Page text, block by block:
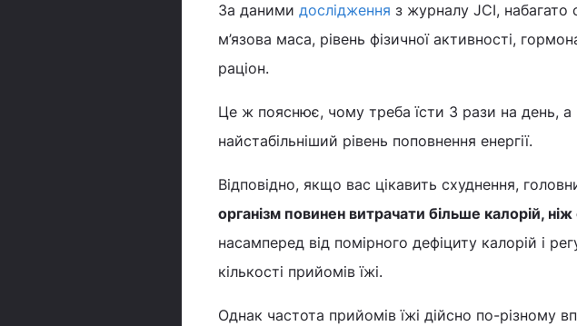
За даними дослідження з журналу JCI, набагато
м’язова маса, рівень фізичної активності,
раціон.
Це ж пояснює, чому треба їсти 3 рази на день,
найстабільніший рівень поповнення енергії.
Відповідно, якщо вас цікавить схуднення,
організм повинен витрачати більше калорій,
насамперед від помірного дефіциту калорій і
кількості прийомів їжі.
Однак частота прийомів їжі дійсно по-різному